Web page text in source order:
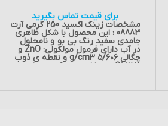
برای قیمت تماس بگیرید
مشخصات زینک اکسید 250 گرمی آرت
08883 : این محصول با شکل ظاهری
جامدی سفید رنگ بی بو و نامحلول
در آب دارای فرمول مولکولی: ZnO و
چگالی ۵/۶۰۶ g/cm۳ و نقطه ی ذوب
۱۹۷۵ °C می باشد . هم اکنون برای